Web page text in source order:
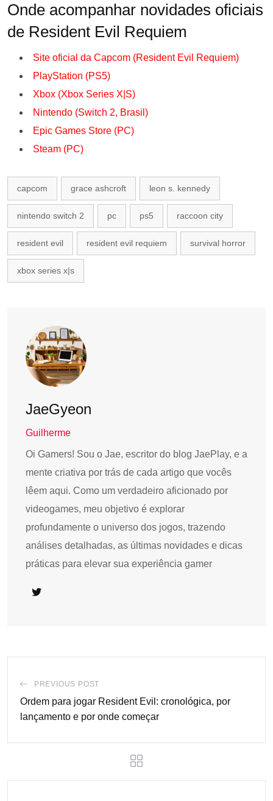
Onde acompanhar novidades oficiais
de Resident Evil Requiem
Site oficial da Capcom (Resident Evil Requiem)
PlayStation (PS5)
Xbox (Xbox Series X|S)
Nintendo (Switch 2, Brasil)
Epic Games Store (PC)
Steam (PC)
capcom grace ashcroft leon s. kennedy
nintendo switch 2 pc ps5 raccoon city
resident evil resident evil requiem survival horror
xbox series x|s
JaeGyeon
Guilherme
Oi Gamers! Sou o Jae, escritor do blog JaePlay, e a
mente criativa por trás de cada artigo que vocês
lêem aqui. Como um verdadeiro aficionado por
videogames, meu objetivo é explorar
profundamente o universo dos jogos, trazendo
análises detalhadas, as últimas novidades e dicas
práticas para elevar sua experiência gamer
PREVIOUS POST
Ordem para jogar Resident Evil: cronológica, por
lançamento e por onde começar